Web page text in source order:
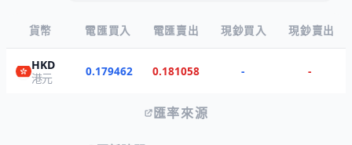
貨幣 電匯買入 電匯賣出 現鈔買入 現鈔賣出
HKD
港元
0.179462 0.181058 - -
匯率來源